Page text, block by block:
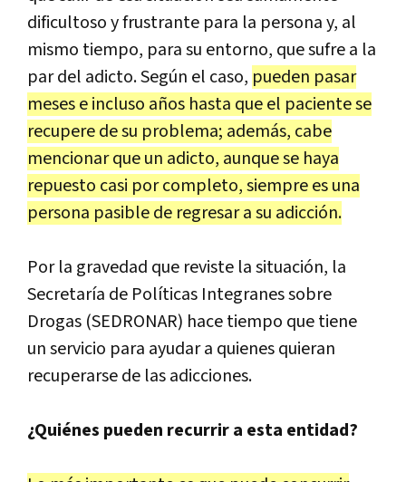
dificultoso y frustrante para la persona y, al
mismo tiempo, para su entorno, que sufre a la
par del adicto. Según el caso, pueden pasar
meses e incluso años hasta que el paciente se
recupere de su problema; además, cabe
mencionar que un adicto, aunque se haya
repuesto casi por completo, siempre es una
persona pasible de regresar a su adicción.
Por la gravedad que reviste la situación, la
Secretaría de Políticas Integranes sobre
Drogas (SEDRONAR) hace tiempo que tiene
un servicio para ayudar a quienes quieran
recuperarse de las adicciones.
¿Quiénes pueden recurrir a esta entidad?